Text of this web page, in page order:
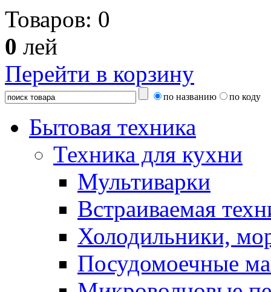
Товаров: 0
0 лей
Перейти в корзину
по названию по коду
Бытовая техника
Техника для кухни
Мультиварки
Встраиваемая
Холодильники,
Посудомоечные